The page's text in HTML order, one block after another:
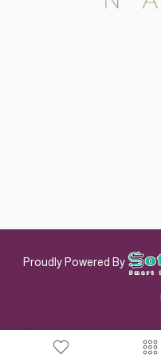
Proudly Powered By